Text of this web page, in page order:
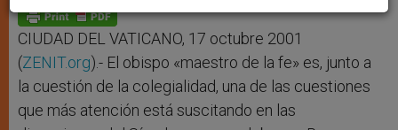
p
p
g
e
r
o
k
r
CIUDAD DEL VATICANO, 17 octubre 2001
(ZENIT.org).- El obispo «maestro de la fe» es, junto a
la cuestión de la colegialidad, una de las cuestiones
que más atención está suscitando en las